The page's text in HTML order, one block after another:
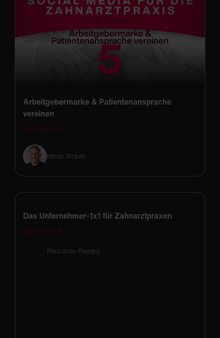
Arbeitgebermarke & Patientenansprache
vereinen
Zum Kurs →
Ismar Bravo
Das Unternehmer-1x1 für Zahnarztpraxen
Zum Kurs →
Riccardo Pompa